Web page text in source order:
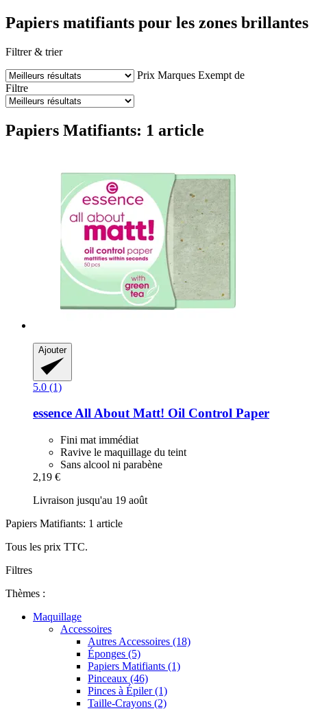
Papiers matifiants pour les zones brillantes
Filtrer & trier
Prix Marques Exempt de
Filtre
Papiers Matifiants: 1 article
Ajouter
5.0 (1)
essenceAll About Matt! Oil Control Paper
Fini mat immédiat
Ravive le maquillage du teint
Sans alcool ni parabène
2,19 €
Livraison jusqu'au 19 août
Papiers Matifiants: 1 article
Tous les prix TTC.
Filtres
Thèmes :
Maquillage
Accessoires
Autres Accessoires (18)
Éponges (5)
Papiers Matifiants (1)
Pinceaux (46)
Pinces à Épiler (1)
Taille-Crayons (2)